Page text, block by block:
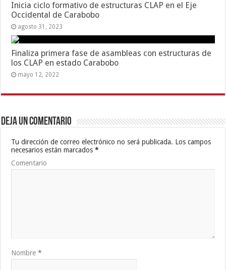
Inicia ciclo formativo de estructuras CLAP en el Eje
Occidental de Carabobo
agosto 31, 2023
Finaliza primera fase de asambleas con estructuras de
los CLAP en estado Carabobo
mayo 12, 2022
Deja un comentario
Tu dirección de correo electrónico no será publicada. Los campos
necesarios están marcados*
Comentario
Nombre*